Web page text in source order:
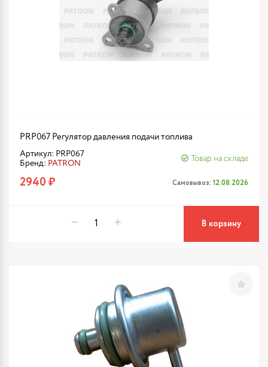
PRP067 Регулятор давления подачи топлива
Артикул: PRP067
Бренд: PATRON
Товар на складе
2940 ₽ Самовывоз: 12.08.2026
В корзину